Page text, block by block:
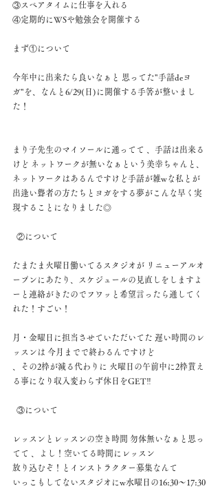
③スペアタイムに仕事を入れる
④定期的にWSや勉強会を開催する
まず①について
今年中に出来たら良いなぁと 思ってた"手話deヨ
ガ"を、なんと6/29(日)に開催する手筈が整いまし
た！
まり子先生のマイソールに通ってて 、手話は出来る
けど ネットワークが無いなぁという美幸ちゃんと、
ネットワークはあるんですけど手話が雑wな私とが
出逢い聾者の方たちとヨガをする夢がこんな早く実
現することになりました◎
  ②について
たまたま火曜日働いてるスタジオが リニューアルオ
ープンにあたり、スケジュールの見直しをしますよ
ーと連絡がきたのでフワッと希望言ったら通してく
れた！すごい！
月・金曜日に担当させていただいてた 遅い時間のレ
ッスンは 今月までで終わるんですけど
、その2枠が減る代わりに 火曜日の午前中に2枠貰え
る事になり収入変わらず休日をGET‼︎
  ③について
レッスンとレッスンの空き時間 勿体無いなぁと思っ
てて 、よし！空いてる時間にレッスン
放り込むぞ！とインストラクター募集なんて
いっこもしてないスタジオにw水曜日の16:30～17:30